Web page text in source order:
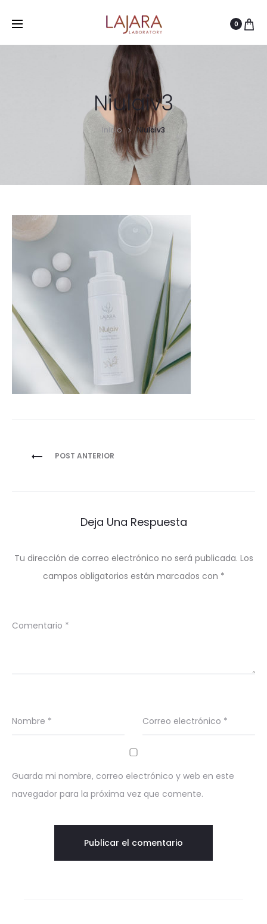
0
Niulaiv3
Inicio Niulaiv3
Navegación
POST ANTERIOR
Deja Una Respuesta
Tu dirección de correo electrónico no será publicada. Los
campos obligatorios están marcados con *
Comentario *
Nombre * Correo electrónico *
Guarda mi nombre, correo electrónico y web en este
navegador para la próxima vez que comente.